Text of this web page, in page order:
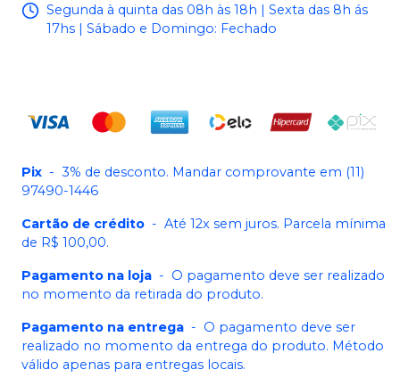
Segunda à quinta das 08h às 18h | Sexta das 8h ás
17hs | Sábado e Domingo: Fechado
Pix - 3% de desconto. Mandar comprovante em (11)
97490-1446
Cartão de crédito - Até 12x sem juros. Parcela mínima
de R$ 100,00.
Pagamento na loja - O pagamento deve ser realizado
no momento da retirada do produto.
Pagamento na entrega - O pagamento deve ser
realizado no momento da entrega do produto. Método
válido apenas para entregas locais.